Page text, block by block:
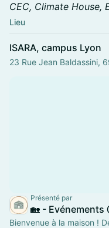
CEC, Climate House,
Lieu
ISARA, campus Lyon
23 Rue Jean Baldassini,
Présenté par
🏡 - Evénements
Bienvenue à la maison !